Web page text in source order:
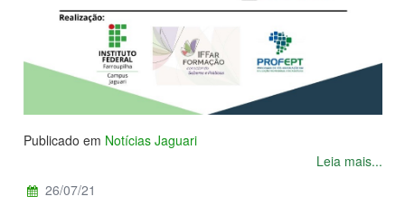
Publicado em Notícias Jaguari
Leia mais...
26/07/21